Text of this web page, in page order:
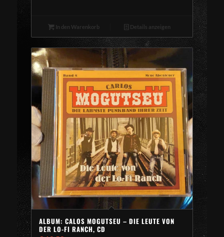
In den Warenkorb Details anzeigen
ALBUM: CALOS MOGUTSEU – DIE LEUTE VON
DER LO-FI RANCH, CD